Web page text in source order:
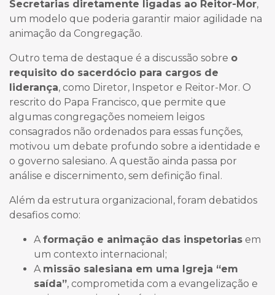
Secretarias diretamente ligadas ao Reitor-Mor,
um modelo que poderia garantir maior agilidade na
animação da Congregação.
Outro tema de destaque é a discussão sobre o
requisito do sacerdócio para cargos de
liderança, como Diretor, Inspetor e Reitor-Mor. O
rescrito do Papa Francisco, que permite que
algumas congregações nomeiem leigos
consagrados não ordenados para essas funções,
motivou um debate profundo sobre a identidade e
o governo salesiano. A questão ainda passa por
análise e discernimento, sem definição final.
Além da estrutura organizacional, foram debatidos
desafios como:
A formação e animação das inspetorias em
um contexto internacional;
A missão salesiana em uma Igreja “em
saída”, comprometida com a evangelização e